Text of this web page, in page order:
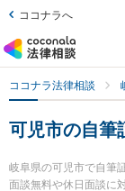
ココナラへ
ココナラ法律相談
可児市の自筆
岐阜県の可児市で自筆
面談無料や休日面談に